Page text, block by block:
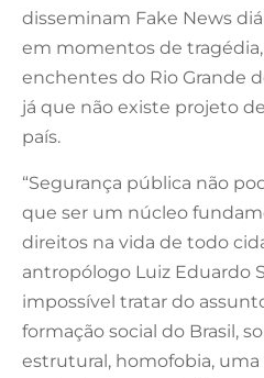
disseminam Fake News
em momentos de
enchentes do Rio Grande
já que não existe projeto
país.
“Segurança pública não
que ser um núcleo
direitos na vida de todo
antropólogo Luiz Eduardo
impossível tratar do
formação social do Brasil,
estrutural, homofobia,